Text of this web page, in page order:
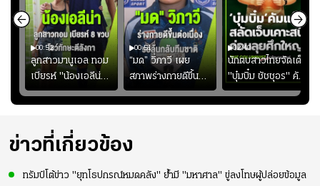
00:52
ลูกสาวมานูเอล ทอม
เบียรห์ "น้องเอลีน่า"
วัย 8 ขวบ โชว์ตี
ลังกาสุดพริ้ว
00:51
“มด” วิภาวี เผย
สภาพร่างกายดีขึ้น
อย่างต่อเนื่อง พร้อม
พยายามลงสนามให้
ความมั่นใจ
02:40
นักตบสาวไทยจัดเต็ม
"บุ๋มบิ๋ม ชัชชุอร" คัม
แบ็ก ศึก" SEA V
CUP 2026" เลก
ข่าวที่เกี่ยวข้อง
ทรัมป์โต้ข่าว "ยุทโธปกรณ์หมดคลัง" ย้ำมี "มหาศาล" ขู่ลงโทษผู้ปล่อยข้อมูล